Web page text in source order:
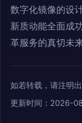
数字化镜像的设
新质动能全面成
革服务的真切未
如若转载，请注明
更新时间：2026-